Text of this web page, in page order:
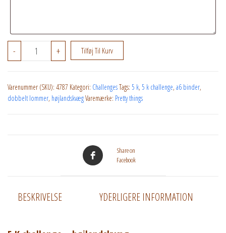
- 5 K challenge - højlandskvæg antal
+ Tilføj Til Kurv
Varenummer (SKU): 4787 Kategori: ChallengesTags: 5 k, 5 k challenge, a6 binder,
dobbelt lommer, højlandskvægVaremærke: Pretty things
Share on
Facebook
BESKRIVELSE YDERLIGERE INFORMATION